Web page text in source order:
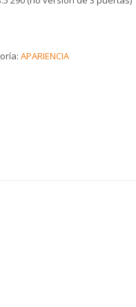
APARIENCIA